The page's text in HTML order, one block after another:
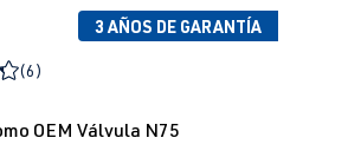
3 AÑOS DE GARANTÍA
de 4.33 de 5 estrellas
(6)
OEM Válvula N75